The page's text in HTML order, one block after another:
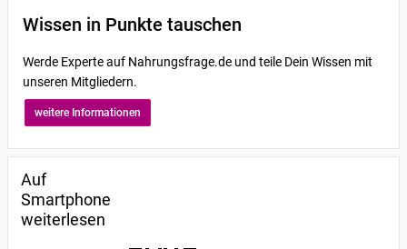
Wissen in Punkte tauschen
Werde Experte auf Nahrungsfrage.de und teile Dein Wissen mit
unseren Mitgliedern.
weitere Informationen
Auf
Smartphone
weiterlesen